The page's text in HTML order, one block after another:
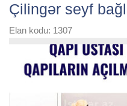
Çilingər seyf
Elan kodu: 1307